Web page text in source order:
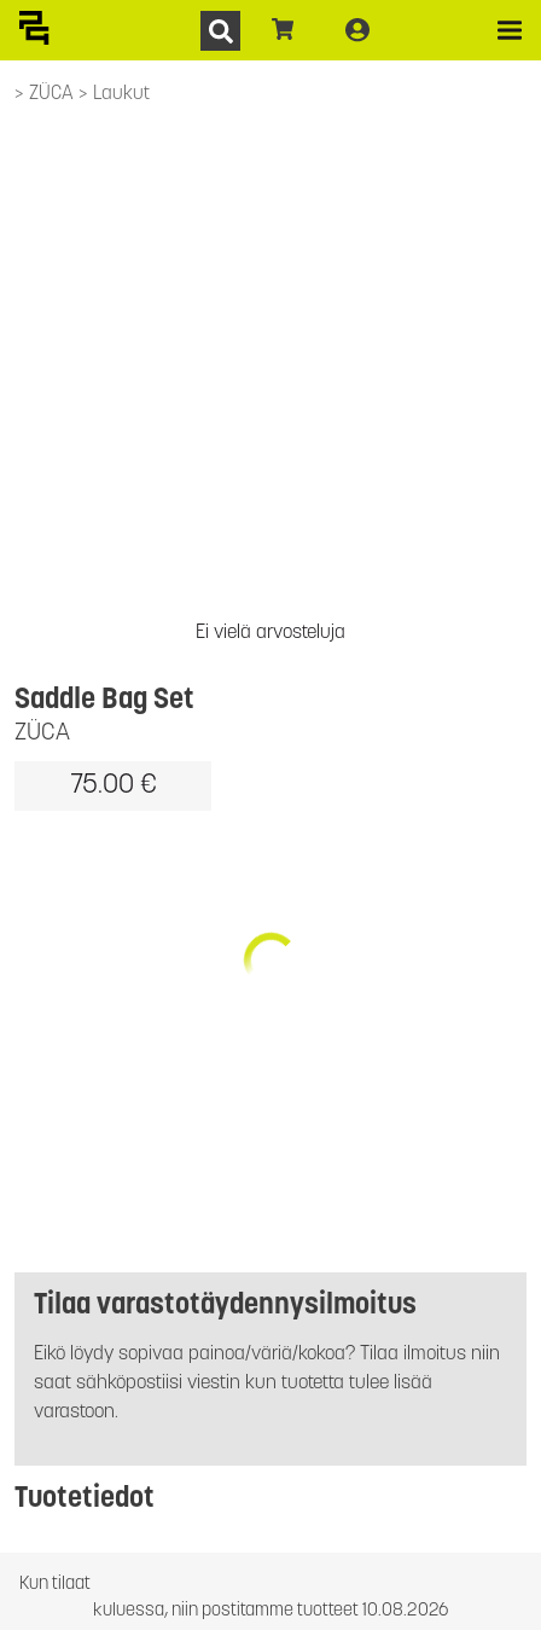
ZÜCA Laukut
Ei vielä arvosteluja
ZÜCA
Saddle Bag Set
75.00 €
Tilaa varastotäydennysilmoitus
Eikö löydy sopivaa painoa/väriä/kokoa? Tilaa ilmoitus niin
saat sähköpostiisi viestin kun tuotetta tulee lisää
varastoon.
Tuotetiedot
Kun tilaat
kuluessa, niin postitamme tuotteet 10.08.2026